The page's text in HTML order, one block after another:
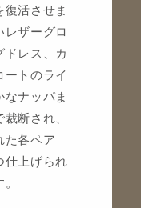
活させま
ザーグロ
ドレス、カ
ートのライ
ナッパま
断され、
た各ペア
仕上げられ